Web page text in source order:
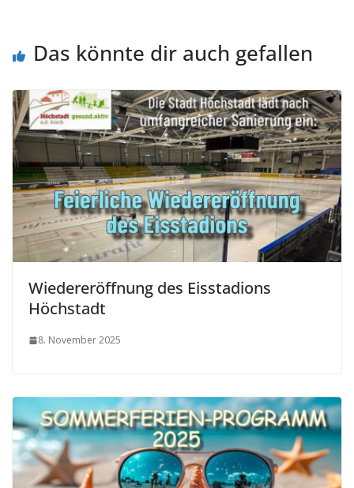
Das könnte dir auch gefallen
Wiedereröffnung des Eisstadions
Höchstadt
8. November 2025